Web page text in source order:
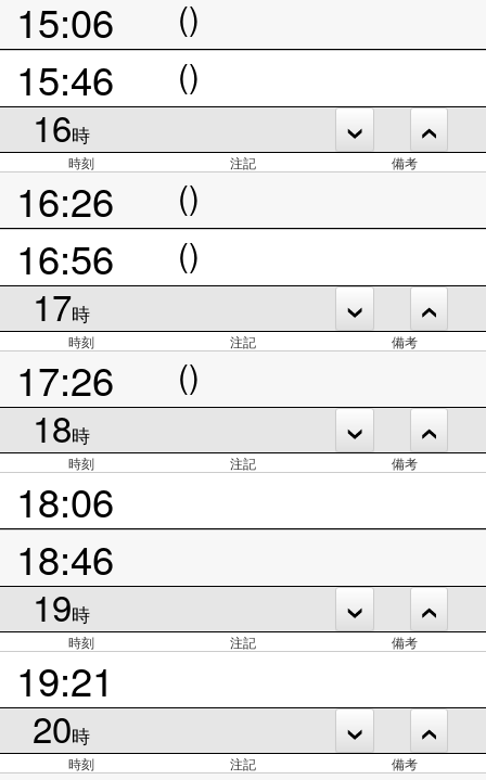
15:06 ()
15:46 ()
16時
時刻 注記 備考
16:26 ()
16:56 ()
17時
時刻 注記 備考
17:26 ()
18時
時刻 注記 備考
18:06
18:46
19時
時刻 注記 備考
19:21
20時
時刻 注記 備考